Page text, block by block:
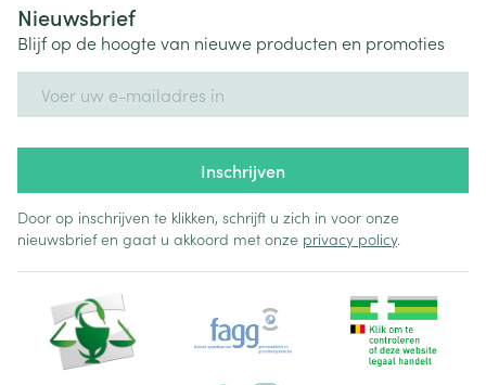
Nieuwsbrief
Blijf op de hoogte van nieuwe producten en promoties
Inschrijven
Door op inschrijven te klikken, schrijft u zich in voor onze
nieuwsbrief en gaat u akkoord met onze privacy policy.